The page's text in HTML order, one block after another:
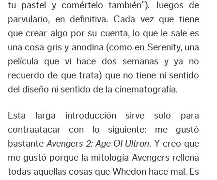
tu pastel y comértelo también”). Juegos de
parvulario, en definitiva. Cada vez que tiene
que crear algo por su cuenta, lo que le sale es
una cosa gris y anodina (como en Serenity, una
película que vi hace dos semanas y ya no
recuerdo de que trata) que no tiene ni sentido
del diseño ni sentido de la cinematografía.
Esta larga introducción sirve solo para
contraatacar con lo siguiente: me gustó
bastante Avengers 2: Age Of Ultron. Y creo que
me gustó porque la mitología Avengers rellena
todas aquellas cosas que Whedon hace mal. Es